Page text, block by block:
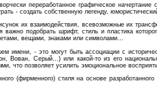
переработанное графическое
- создать собственную легенду,
их взаимодействия, всевозможные их
важно подобрать шрифт, стиль и пластика
вещами, знаками или символами...
имени, - это могут быть ассоциации с
Вован, Серый...) или какой-то из его
что позволяет усилить эмоциональное
(фирменного) стиля на основе